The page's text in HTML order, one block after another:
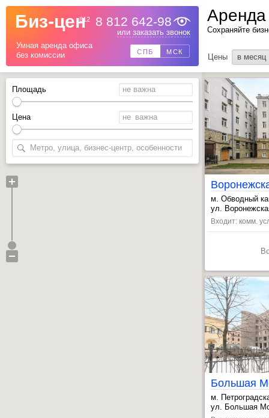
Биз-цен
Умная аренда офиса
без комиссии
812 8 812 642-98
или заказать звонок
СПБ МСК
Площадь
Цена
Назад
Сохраняйте
Цены в месяц
м. Обводный
, Лиговский
,
ул.
Входит: комм.
м.
, Выборгская
ул. Большая